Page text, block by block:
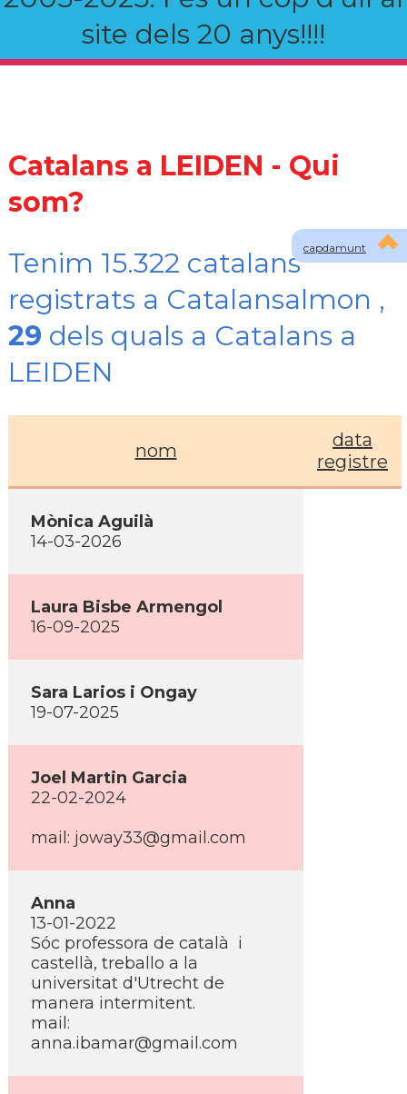
site dels 20 anys!!!!
capdamunt
Catalans a LEIDEN - Qui
som?
Tenim 15.322 catalans
registrats a Catalansalmon ,
29 dels quals a Catalans a
LEIDEN
nom
data
registre
Mònica Aguilà
14-03-2026
Laura Bisbe Armengol
16-09-2025
Sara Larios i Ongay
19-07-2025
Joel Martin Garcia
22-02-2024
mail: joway33@gmail.com
Anna
13-01-2022
Sóc professora de català i
castellà, treballo a la
universitat d'Utrecht de
manera intermitent.
mail:
anna.ibamar@gmail.com